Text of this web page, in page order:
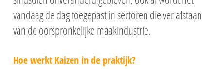
vandaag de dag toegepast in sectoren die ver afstaan
van de oorspronkelijke maakindustrie.
Hoe werkt Kaizen in de praktijk?